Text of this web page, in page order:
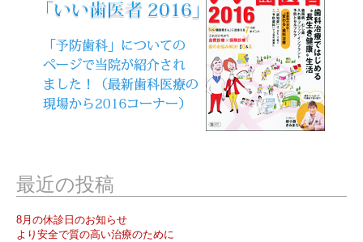
最近の投稿
8月の休診日のお知らせ
より安全で質の高い治療のために